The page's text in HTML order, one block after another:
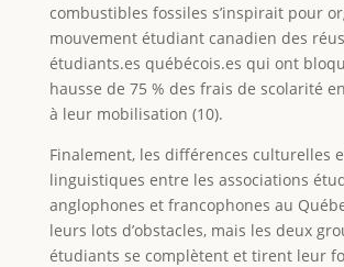
combustibles fossiles s’inspirait pour
mouvement étudiant canadien des
étudiants.es québécois.es qui ont
hausse de 75 % des frais de scolarité
à leur mobilisation (10).
Finalement, les différences culturelles
linguistiques entre les associations
anglophones et francophones au
leurs lots d’obstacles, mais les deux
étudiants se complètent et tirent leur